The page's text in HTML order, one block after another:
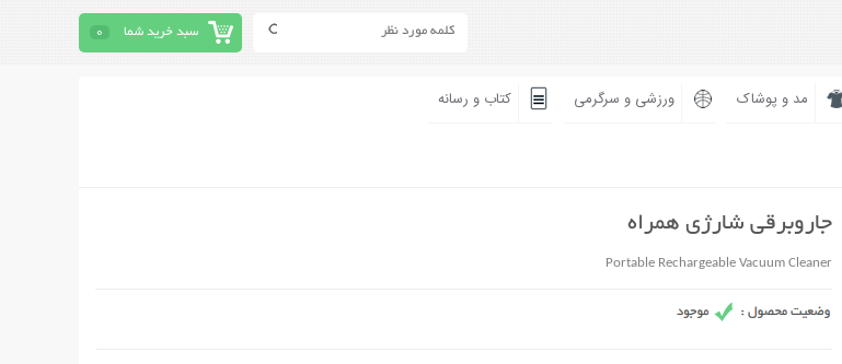
سبد خرید شما 0
مد و پوشاک ورزشی و سرگرمی کتاب و رسانه
جاروبرقی شارژی همراه
Portable Rechargeable Vacuum Cleaner